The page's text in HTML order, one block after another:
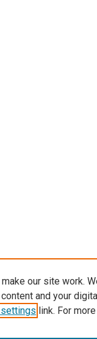
our site work.
and your
link. For